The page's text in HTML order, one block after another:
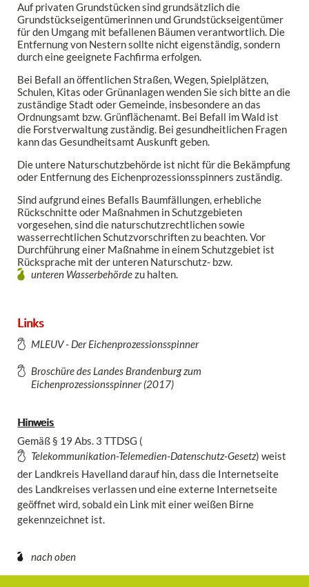
Auf privaten Grundstücken sind grundsätzlich die
Grundstückseigentümerinnen und Grundstückseigentümer
für den Umgang mit befallenen Bäumen verantwortlich. Die
Entfernung von Nestern sollte nicht eigenständig, sondern
durch eine geeignete Fachfirma erfolgen.
Bei Befall an öffentlichen Straßen, Wegen, Spielplätzen,
Schulen, Kitas oder Grünanlagen wenden Sie sich bitte an die
zuständige Stadt oder Gemeinde, insbesondere an das
Ordnungsamt bzw. Grünflächenamt. Bei Befall im Wald ist
die Forstverwaltung zuständig. Bei gesundheitlichen Fragen
kann das Gesundheitsamt Auskunft geben.
Die untere Naturschutzbehörde ist nicht für die Bekämpfung
oder Entfernung des Eichenprozessionsspinners zuständig.
Sind aufgrund eines Befalls Baumfällungen, erhebliche
Rückschnitte oder Maßnahmen in Schutzgebieten
vorgesehen, sind die naturschutzrechtlichen sowie
wasserrechtlichen Schutzvorschriften zu beachten. Vor
Durchführung einer Maßnahme in einem Schutzgebiet ist
Rücksprache mit der unteren Naturschutz- bzw.
unteren Wasserbehördezu halten.
Links
MLEUV - Der Eichenprozessionsspinner
Broschüre des Landes Brandenburg zum
Eichenprozessionsspinner (2017)
Hinweis
Gemäß § 19 Abs. 3 TTDSG (
Telekommunikation-Telemedien-Datenschutz-Gesetz) weist
der Landkreis Havelland darauf hin, dass die Internetseite
des Landkreises verlassen und eine externe Internetseite
geöffnet wird, sobald ein Link mit einer weißen Birne
gekennzeichnet ist.
nach oben